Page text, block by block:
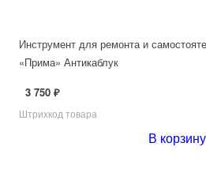
Инструмент для ремонта и
«Прима» Антикаблук
3 750 ₽
Штрихкод товара
В корзину